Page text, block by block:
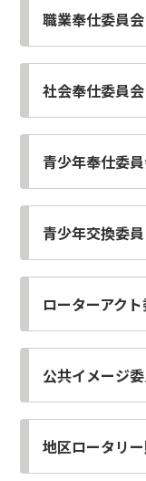
職業奉仕委員会
社会奉仕委員会
青少年奉仕委
青少年交換委員
ローターアク
公共イメージ
地区ロータリ